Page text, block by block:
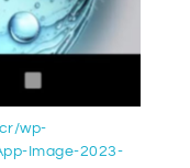
wp-
Image-2023-